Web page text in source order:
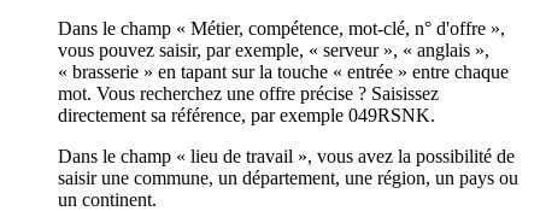
Dans le champ « Métier, compétence, mot-clé, n° d'offre »,
vous pouvez saisir, par exemple, « serveur », « anglais »,
« brasserie » en tapant sur la touche « entrée » entre chaque
mot. Vous recherchez une offre précise ? Saisissez
directement sa référence, par exemple 049RSNK.
Dans le champ « lieu de travail », vous avez la possibilité de
saisir une commune, un département, une région, un pays ou
un continent.